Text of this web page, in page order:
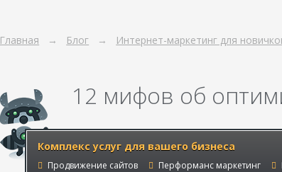
Главная Блог Интернет-маркетинг для
12 мифов об
Комплекс услуг для вашего бизнеса
Продвижение сайтов Перформанс маркетинг